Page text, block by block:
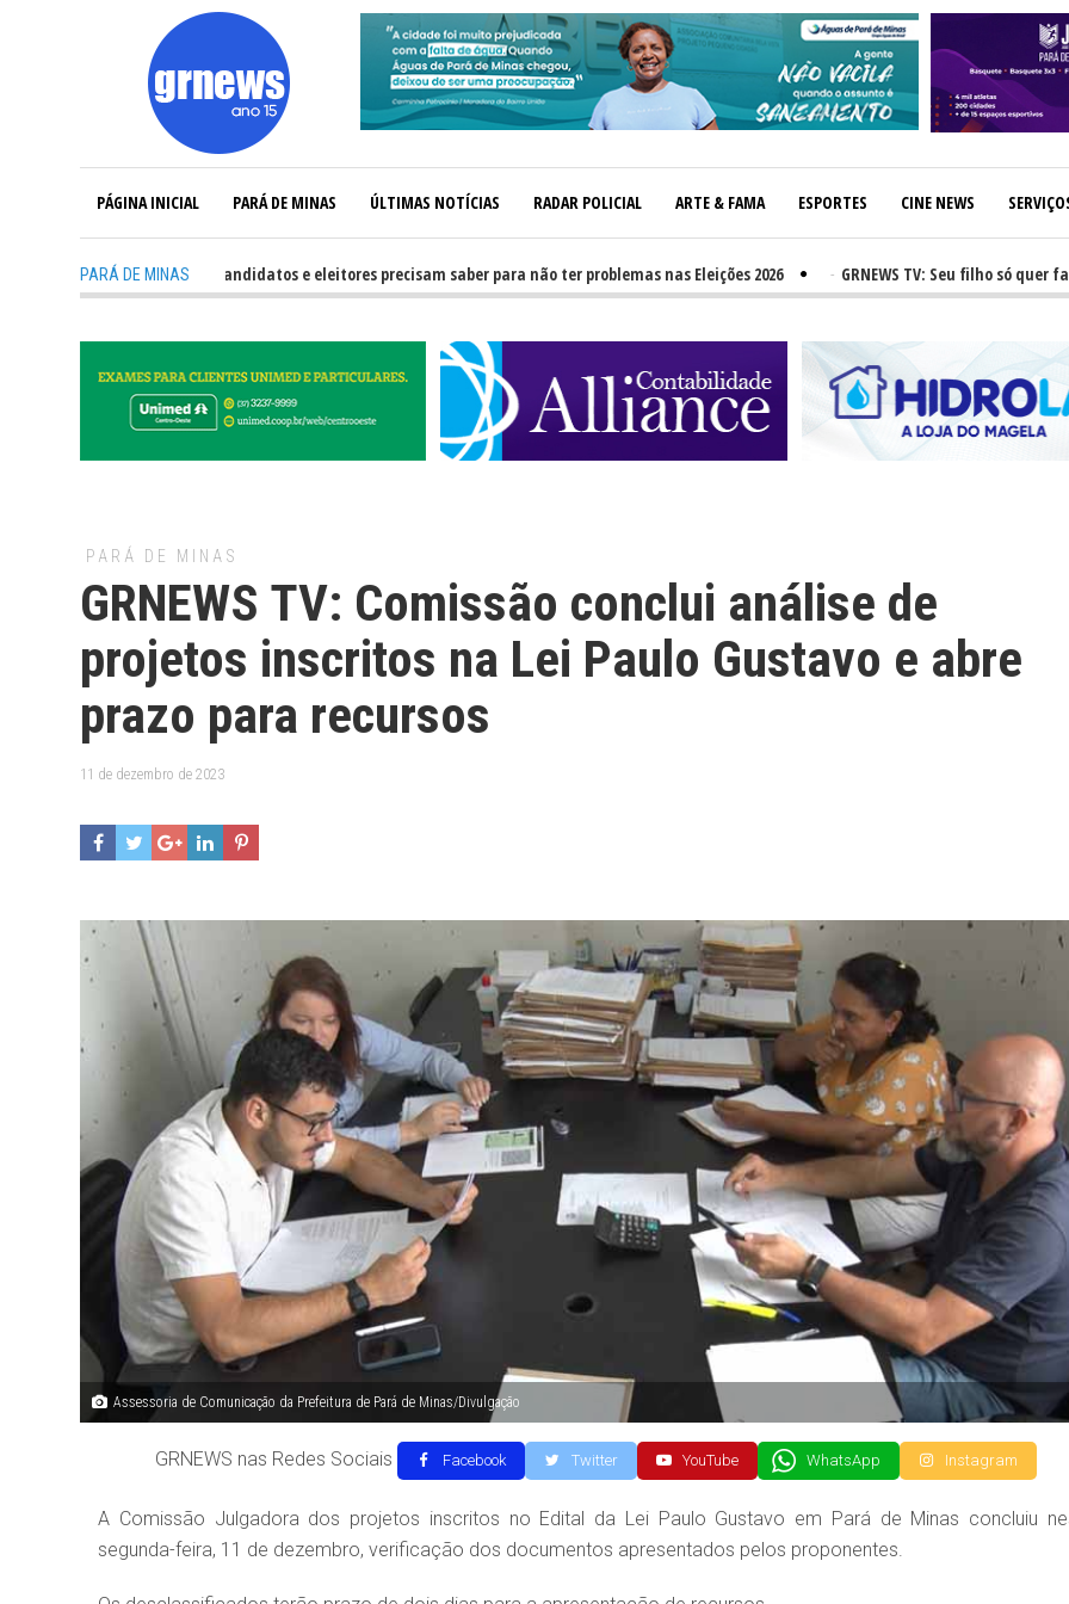
PÁGINA INICIAL PARÁ DE MINAS ÚLTIMAS NOTÍCIAS RADAR POLICIAL ARTE & FAMA ESPORTES CINE NEWS
PARÁ DE MINAS
GRNEWS TV: O que candidatos e eleitores precisam saber para não ter problemas nas Eleições 2026 GRNEWS TV: Seu filho só quer fast-
PARÁ DE MINAS
GRNEWS TV: Comissão conclui análise de
projetos inscritos na Lei Paulo Gustavo e abre
prazo para recursos
11 de dezembro de 2023
Assessoria de Comunicação da Prefeitura de Pará de Minas/Divulgação
GRNEWS nas Redes Sociais Facebook Twitter YouTube WhatsApp Instagram
A Comissão Julgadora dos projetos inscritos no Edital da Lei Paulo Gustavo em Pará de Minas concluiu
segunda-feira, 11 de dezembro, verificação dos documentos apresentados pelos proponentes.